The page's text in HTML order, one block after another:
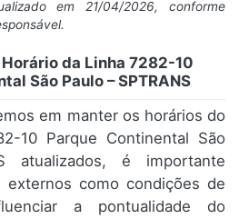
em 21/04/2026, conforme
da Linha 7282-10
São Paulo – SPTRANS
em manter os horários do
10 Parque Continental São
atualizados, é importante
externos como condições de
a pontualidade do